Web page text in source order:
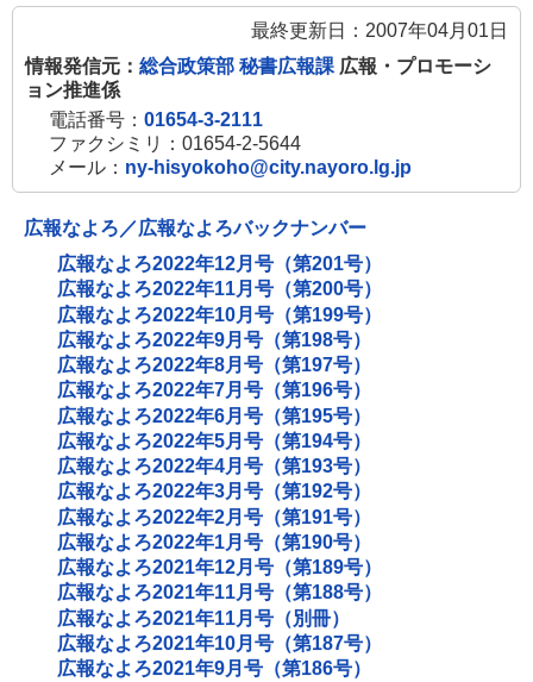
最終更新日：2007年04月01日
情報発信元： 総合政策部 秘書広報課 広報・プロモーシ
ョン推進係
電話番号： 01654-3-2111
ファクシミリ：01654-2-5644
メール： ny-hisyokoho@city.nayoro.lg.jp
広報なよろ／広報なよろバックナンバー
広報なよろ2022年12月号（第201号）
広報なよろ2022年11月号（第200号）
広報なよろ2022年10月号（第199号）
広報なよろ2022年9月号（第198号）
広報なよろ2022年8月号（第197号）
広報なよろ2022年7月号（第196号）
広報なよろ2022年6月号（第195号）
広報なよろ2022年5月号（第194号）
広報なよろ2022年4月号（第193号）
広報なよろ2022年3月号（第192号）
広報なよろ2022年2月号（第191号）
広報なよろ2022年1月号（第190号）
広報なよろ2021年12月号（第189号）
広報なよろ2021年11月号（第188号）
広報なよろ2021年11月号（別冊）
広報なよろ2021年10月号（第187号）
広報なよろ2021年9月号（第186号）